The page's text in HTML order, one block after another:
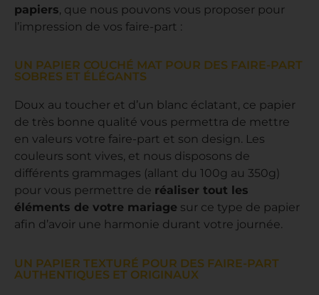
papiers , que nous pouvons vous proposer pour
l’impression de vos faire-part :
UN PAPIER COUCHÉ MAT POUR DES FAIRE-PART
SOBRES ET ÉLÉGANTS
Doux au toucher et d’un blanc éclatant, ce papier
de très bonne qualité vous permettra de mettre
en valeurs votre faire-part et son design. Les
couleurs sont vives, et nous disposons de
différents grammages (allant du 100g au 350g)
pour vous permettre de réaliser tout les
éléments de votre mariage sur ce type de papier
afin d’avoir une harmonie durant votre journée.
UN PAPIER TEXTURÉ POUR DES FAIRE-PART
AUTHENTIQUES ET ORIGINAUX